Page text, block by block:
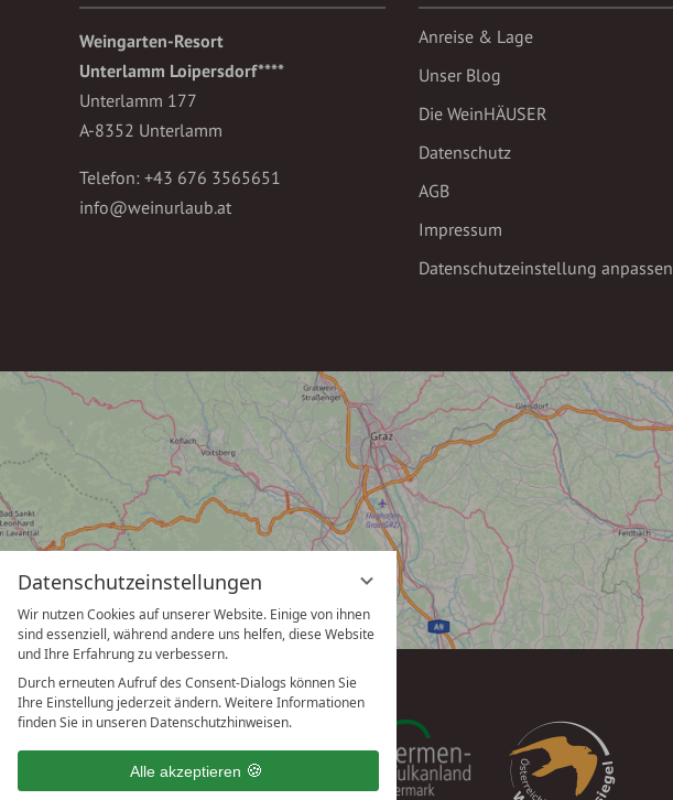
Datenschutzeinstellungen
Wir nutzen Cookies auf unserer Website. Einige von ihnen
sind essenziell, während andere uns helfen, diese Website
und Ihre Erfahrung zu verbessern.
Durch erneuten Aufruf des Consent-Dialogs können Sie
Ihre Einstellung jederzeit ändern. Weitere Informationen
finden Sie in unseren Datenschutzhinweisen.
Alle akzeptieren
Weingarten-Resort
Unterlamm Loipersdorf****
Unterlamm 177
A-8352 Unterlamm
Telefon: +43 676 3565651
info@weinurlaub.at
Anreise & Lage
Unser Blog
Die WeinHÄUSER
Datenschutz
AGB
Impressum
Datenschutzeinstellung anpassen